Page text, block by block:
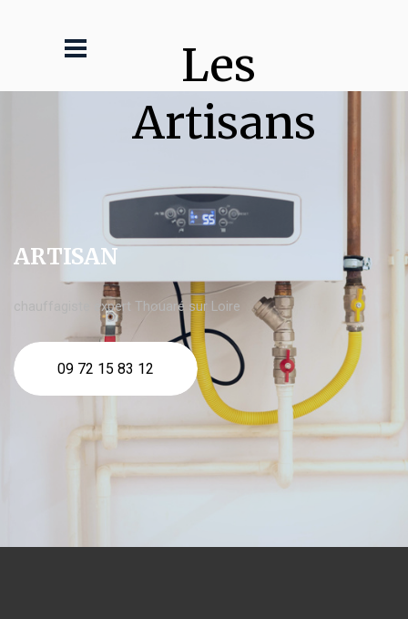
Les
Artisans
ARTISAN
chauffagiste expert Thouaré sur Loire
09 72 15 83 12